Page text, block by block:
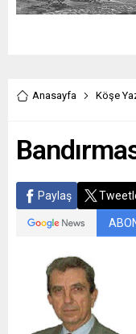
Anasayfa Köşe
Paylaş